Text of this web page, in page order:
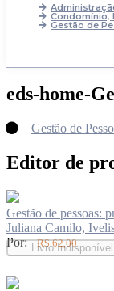
Condomínio,
Gestão de
eds-home-
Gestão de
Editor de
Gestão de pessoas:
Juliana Camilo,
Por:
R$ 62,00
Livro Indisponível